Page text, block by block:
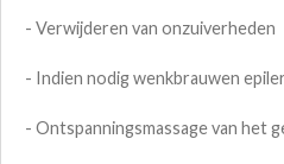
- Verwijderen van onzuiverheden
- Indien nodig wenkbrauwen
- Ontspanningsmassage van het